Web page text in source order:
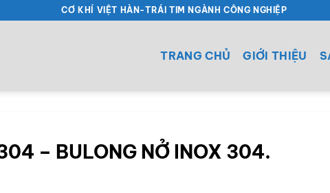
CƠ KHÍ VIỆT HÀN-TRÁI TIM NGÀNH CÔNG NGHIỆP
TRANG CHỦ GIỚI THIỆU
– BULONG NỞ INOX 304.